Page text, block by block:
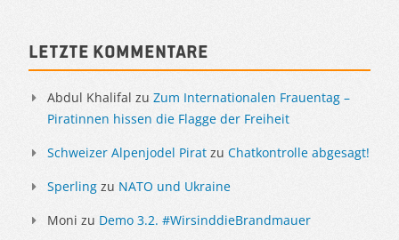
Sidebar
Letzte Kommentare
Abdul Khalifal zu Zum Internationalen Frauentag –
Piratinnen hissen die Flagge der Freiheit
Schweizer Alpenjodel Pirat zu Chatkontrolle abgesagt!
Sperling zu NATO und Ukraine
Moni zu Demo 3.2. #WirsinddieBrandmauer